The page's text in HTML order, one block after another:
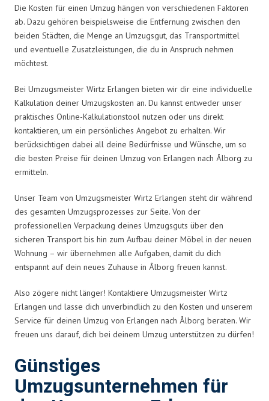
Die Kosten für einen Umzug hängen von verschiedenen Faktoren
ab. Dazu gehören beispielsweise die Entfernung zwischen den
beiden Städten, die Menge an Umzugsgut, das Transportmittel
und eventuelle Zusatzleistungen, die du in Anspruch nehmen
möchtest.
Bei Umzugsmeister Wirtz Erlangen bieten wir dir eine individuelle
Kalkulation deiner Umzugskosten an. Du kannst entweder unser
praktisches Online-Kalkulationstool nutzen oder uns direkt
kontaktieren, um ein persönliches Angebot zu erhalten. Wir
berücksichtigen dabei all deine Bedürfnisse und Wünsche, um so
die besten Preise für deinen Umzug von Erlangen nach Ålborg zu
ermitteln.
Unser Team von Umzugsmeister Wirtz Erlangen steht dir während
des gesamten Umzugsprozesses zur Seite. Von der
professionellen Verpackung deines Umzugsguts über den
sicheren Transport bis hin zum Aufbau deiner Möbel in der neuen
Wohnung – wir übernehmen alle Aufgaben, damit du dich
entspannt auf dein neues Zuhause in Ålborg freuen kannst.
Also zögere nicht länger! Kontaktiere Umzugsmeister Wirtz
Erlangen und lasse dich unverbindlich zu den Kosten und unserem
Service für deinen Umzug von Erlangen nach Ålborg beraten. Wir
freuen uns darauf, dich bei deinem Umzug unterstützen zu dürfen!
Günstiges
Umzugsunternehmen für